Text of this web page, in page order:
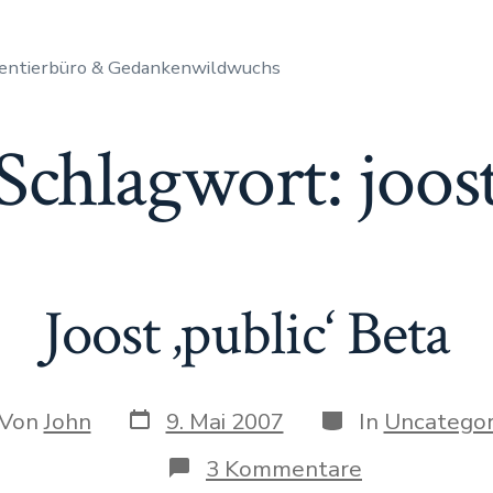
& Gedankenwildwuchs
Joost ‚public‘ Beta
John Datum
des
Beitrags
9. Mai 2007 Kategorien
In
3 Kommentare